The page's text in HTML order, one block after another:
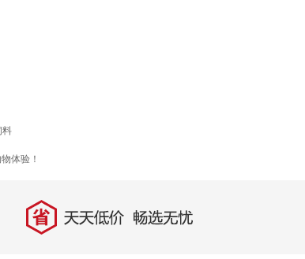
料
体验！
省 天天低价，畅选无忧